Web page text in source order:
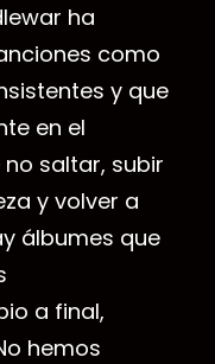
ha
como
y que
en el
saltar, subir
y volver a
álbumes que
a final,
hemos